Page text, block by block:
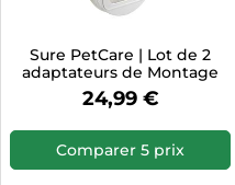
Sure PetCare | Lot de 2
adaptateurs de Montage
pour Grande chatière à
Puce électronique Sure
sur Les Portes et fenêtres
en Verre, Blanc
24,99 €
Comparer 5 prix